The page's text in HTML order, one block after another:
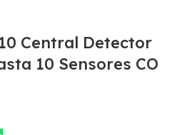
Central Detector
10 Sensores CO